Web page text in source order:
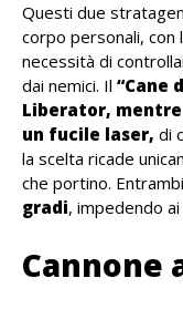
Questi due
corpo personali, con
necessità di
dai nemici. Il “Cane
Liberator, mentre
un fucile laser, di
la scelta ricade
che portino.
gradi, impedendo
Cannone